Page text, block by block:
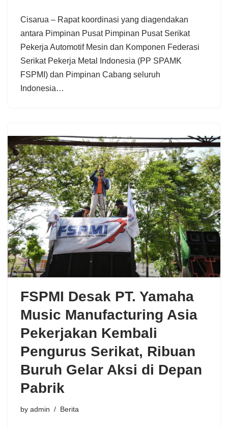
Cisarua – Rapat koordinasi yang diagendakan
antara Pimpinan Pusat Pimpinan Pusat Serikat
Pekerja Automotif Mesin dan Komponen Federasi
Serikat Pekerja Metal Indonesia (PP SPAMK
FSPMI) dan Pimpinan Cabang seluruh
Indonesia…
FSPMI Desak PT. Yamaha
Music Manufacturing Asia
Pekerjakan Kembali
Pengurus Serikat, Ribuan
Buruh Gelar Aksi di Depan
Pabrik
by admin Berita